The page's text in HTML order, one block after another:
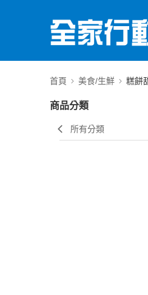
首頁 美食/生鮮 糕餅
商品分類
所有分類